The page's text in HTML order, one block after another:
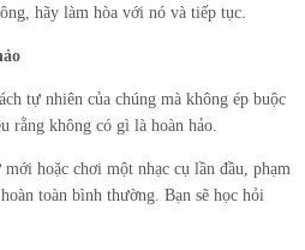
hãy làm hòa với nó và tiếp tục.
tự nhiên của chúng mà không ép buộc
rằng không có gì là hoàn hảo.
hoặc chơi một nhạc cụ lần đầu, phạm
toàn bình thường. Bạn sẽ học hỏi